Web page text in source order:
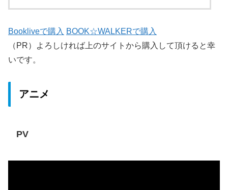
Bookliveで購入 BOOK☆WALKERで購入
（PR）よろしければ上のサイトから購入して頂けると幸
いです。
アニメ
PV